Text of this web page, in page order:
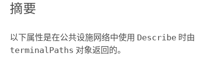
摘要
以下属性是在公共设施网络中使用 Describe时由
terminalPaths 对象返回的。